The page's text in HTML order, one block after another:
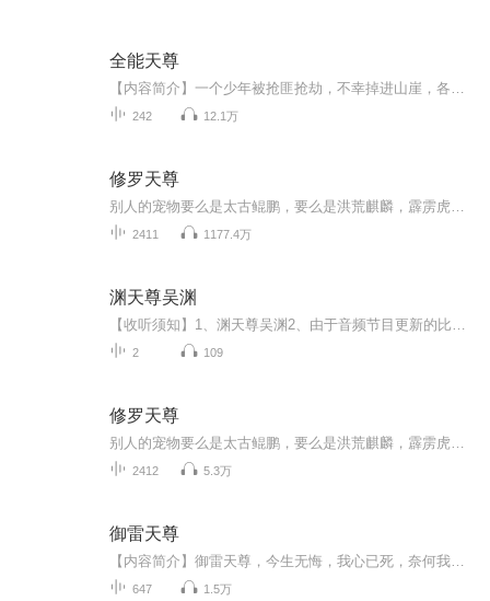
全能天尊
242 12.1万
修罗天尊
2411 1177.4万
渊天尊吴渊
2 109
修罗天尊
2412 5.3万
御雷天尊
647 1.5万